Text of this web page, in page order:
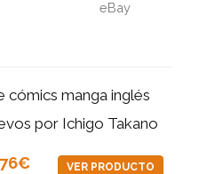
eBay
manga inglés
por Ichigo Takano
VER PRODUCTO